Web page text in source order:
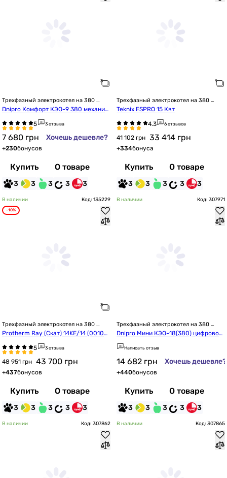
Трехфазный электрокотел на 380
Вольт
Dnipro Комфорт КЭО-9 380 механич
еский с насосом IBO
3 отзыва
7 680 грн Хочешь дешевле?
+230бонусов
Купить О товаре
3 3 3 3 3
Трехфазный электрокотел на 380
Вольт
Teknix ESPRO 15 Квт
6 отзывов
41 102 грн 33 414 грн
+334бонуса
Купить О товаре
3 3 3 3 3
В наличии Код: 135229
-10%
Трехфазный электрокотел на 380
Вольт
Protherm Ray (Скат) 14KE/14 (00100
3 отзыва
48 951 грн 43 700 грн
+437бонусов
Купить О товаре
3 3 3 3 3
В наличии Код: 307971
Трехфазный электрокотел на 380
Вольт
Dnipro Мини КЭО-18(380) цифровой
с насосом IBO
Написать отзыв
14 682 грн Хочешь дешевле?
+440бонусов
Купить О товаре
3 3 3 3 3
В наличии Код: 307862 В наличии Код: 307865